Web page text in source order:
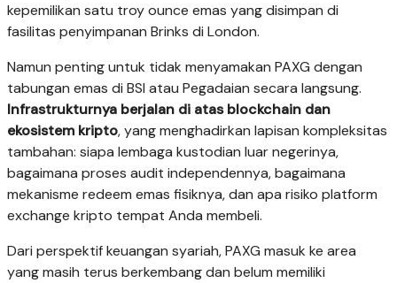
kepemilikan satu troy ounce emas yang disimpan di
fasilitas penyimpanan Brinks di London.
Namun penting untuk tidak menyamakan PAXG dengan
tabungan emas di BSI atau Pegadaian secara langsung.
Infrastrukturnya berjalan di atas blockchain dan
ekosistem kripto, yang menghadirkan lapisan kompleksitas
tambahan: siapa lembaga kustodian luar negerinya,
bagaimana proses audit independennya, bagaimana
mekanisme redeem emas fisiknya, dan apa risiko platform
exchange kripto tempat Anda membeli.
Dari perspektif keuangan syariah, PAXG masuk ke area
yang masih terus berkembang dan belum memiliki